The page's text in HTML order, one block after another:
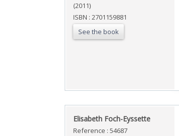
(2011)
ISBN : 2701159881
See the book
‎Elisabeth Foch-Eyssette‎
Reference : 54687